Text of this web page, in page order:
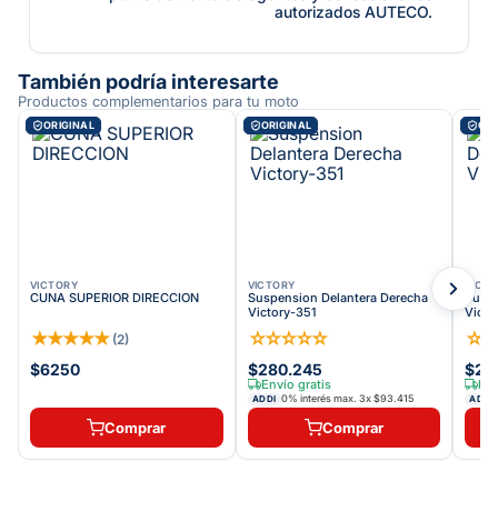
autorizados AUTECO.
También podría interesarte
Productos complementarios para tu moto
ORIGINAL
VICTORY
CUNA SUPERIOR DIRECCION
★★★★★ (2)
$6250
Comprar
ORIGINAL
VICTORY
Suspension Delantera Derecha
Victory-351
☆☆☆☆☆
$280.245
Envío gratis
ADDI 0% interés max. 3x$93.415
Comprar
☆
ADDI